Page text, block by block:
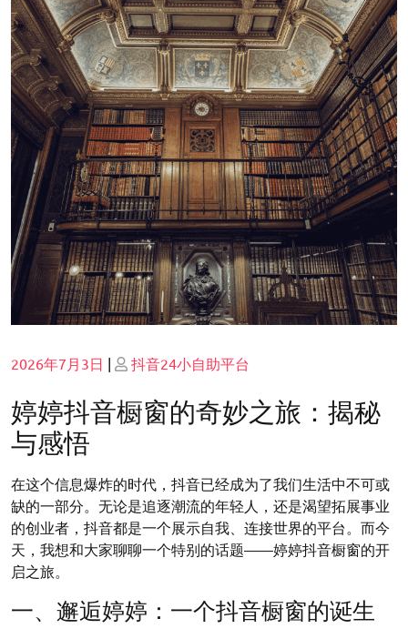
Posted
2026年7月3日 | Posted
抖音24小自助平台
婷婷抖音橱窗的奇妙之旅：揭秘
与感悟
在这个信息爆炸的时代，抖音已经成为了我们生活中不可或
缺的一部分。无论是追逐潮流的年轻人，还是渴望拓展事业
的创业者，抖音都是一个展示自我、连接世界的平台。而今
天，我想和大家聊聊一个特别的话题——婷婷抖音橱窗的开
启之旅。
一、邂逅婷婷：一个抖音橱窗的诞生